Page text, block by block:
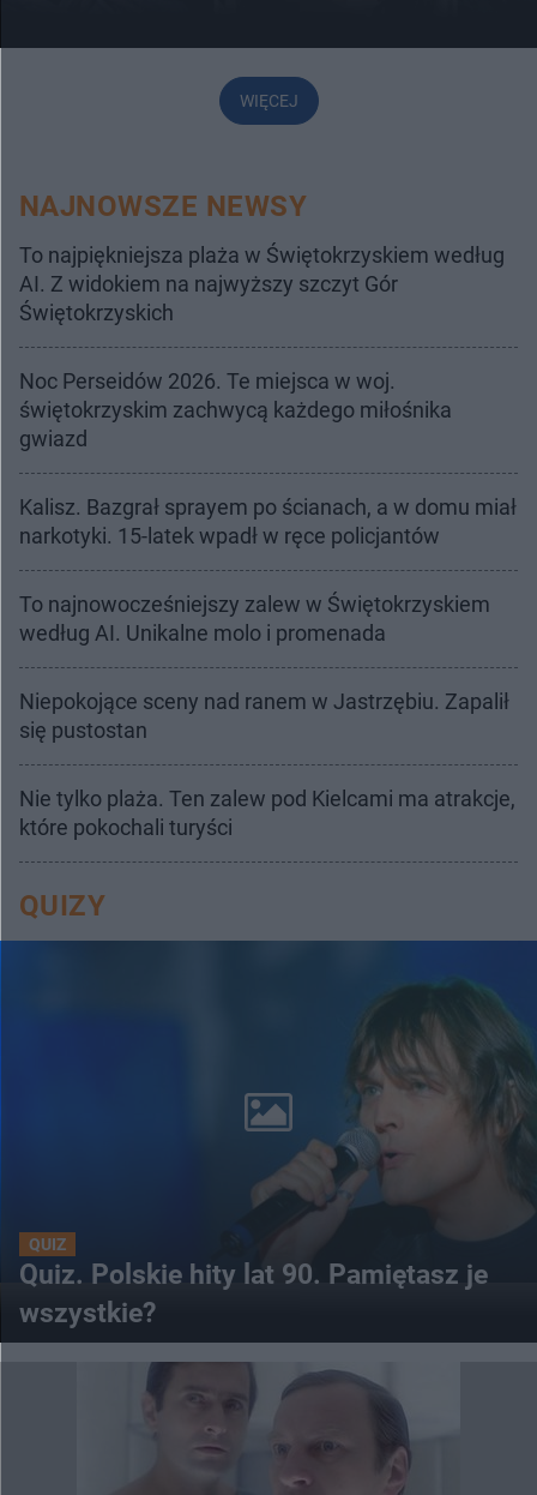
WIĘCEJ
NAJNOWSZE NEWSY
To najpiękniejsza plaża w Świętokrzyskiem według
AI. Z widokiem na najwyższy szczyt Gór
Świętokrzyskich
Noc Perseidów 2026. Te miejsca w woj.
świętokrzyskim zachwycą każdego miłośnika
gwiazd
Kalisz. Bazgrał sprayem po ścianach, a w domu miał
narkotyki. 15-latek wpadł w ręce policjantów
To najnowocześniejszy zalew w Świętokrzyskiem
według AI. Unikalne molo i promenada
Niepokojące sceny nad ranem w Jastrzębiu. Zapalił
się pustostan
Nie tylko plaża. Ten zalew pod Kielcami ma atrakcje,
które pokochali turyści
QUIZY
QUIZ
Quiz. Polskie hity lat 90. Pamiętasz je
wszystkie?